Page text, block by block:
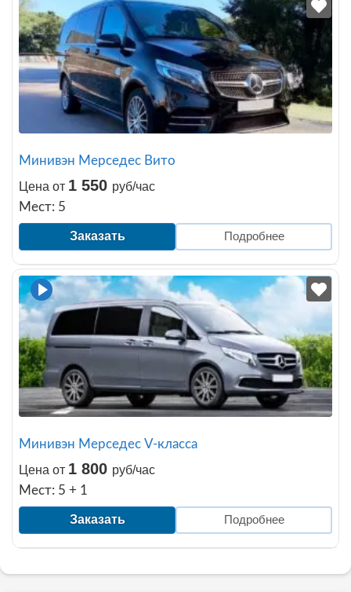
Минивэн Мерседес Вито
Цена от 1 550 руб/час
Мест: 5
Заказать Подробнее
Минивэн Мерседес V-класса
Цена от 1 800 руб/час
Мест: 5 + 1
Заказать Подробнее